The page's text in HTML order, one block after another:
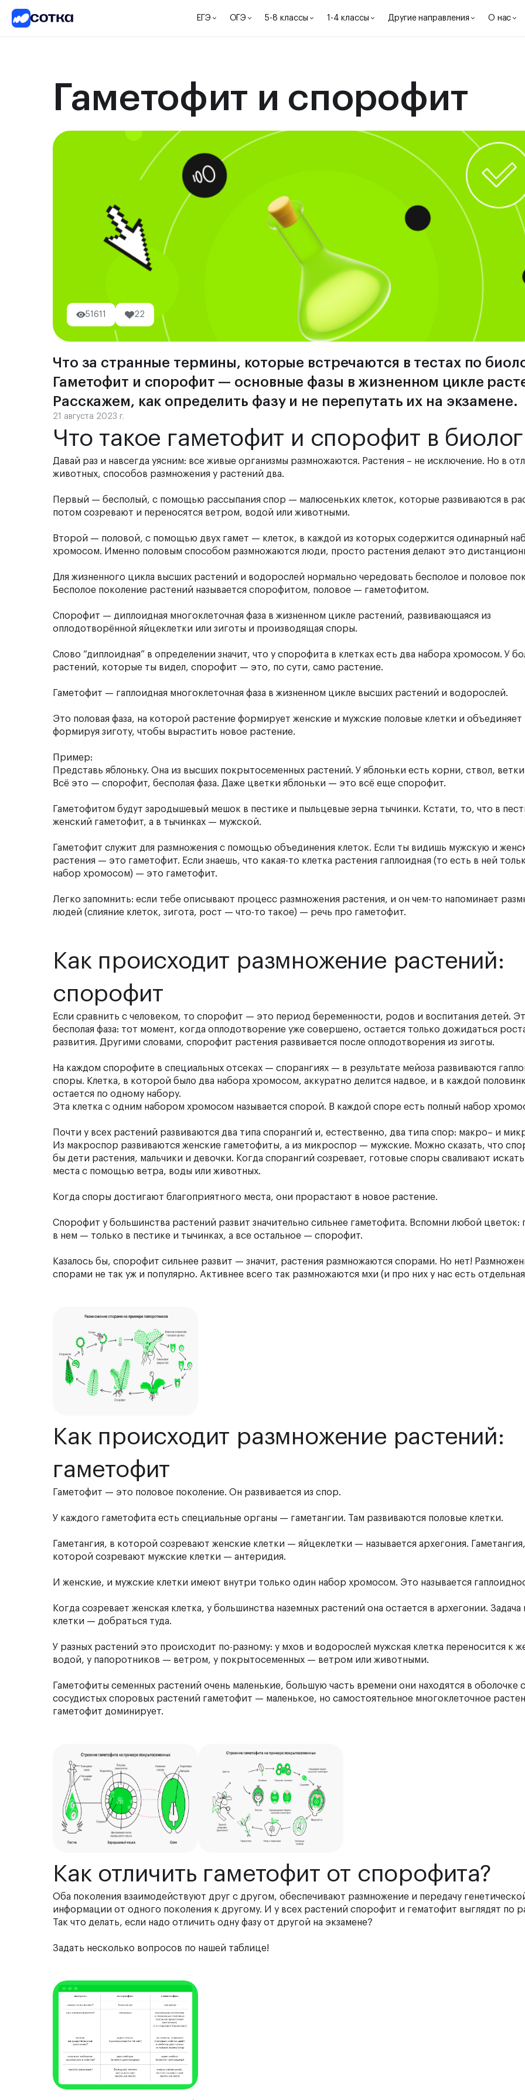
ЕГЭ ОГЭ 5-8 классы 1-4 классы Другие направления О нас
Гаметофит и спорофит
51611 22
Что за странные термины, которые встречаются в тестах по
Гаметофит и спорофит — основные фазы в жизненном цикле
Расскажем, как определить фазу и не перепутать их на экзамене.
21 августа 2023 г.
Что такое гаметофит и спорофит в
Давай раз и навсегда уясним: все живые организмы размножаются. Растения – не исключение. Но в
животных, способов размножения у растений два.
Первый — бесполый, с помощью рассыпания спор — малюсеньких клеток, которые развиваются в
потом созревают и переносятся ветром, водой или животными.
Второй — половой, с помощью двух гамет — клеток, в каждой из которых содержится одинарный
хромосом. Именно половым способом размножаются люди, просто растения делают это
Для жизненного цикла высших растений и водорослей нормально чередовать бесполое и половое
Бесполое поколение растений называется спорофитом, половое — гаметофитом.
Спорофит — диплоидная многоклеточная фаза в жизненном цикле растений, развивающаяся из
оплодотворённой яйцеклетки или зиготы и производящая споры.
Слово “диплоидная” в определении значит, что у спорофита в клетках есть два набора хромосом. У
растений, которые ты видел, спорофит — это, по сути, само растение.
Гаметофит — гаплоидная многоклеточная фаза в жизненном цикле высших растений и водорослей.
Это половая фаза, на которой растение формирует женские и мужские половые клетки и объединяет
формируя зиготу, чтобы вырастить новое растение.
Пример:
Представь яблоньку. Она из высших покрытосеменных растений. У яблоньки есть корни, ствол,
Всё это — спорофит, бесполая фаза. Даже цветки яблоньки — это всё еще спорофит.
Гаметофитом будут зародышевый мешок в пестике и пыльцевые зерна тычинки. Кстати, то, что в
женский гаметофит, а в тычинках — мужской.
Гаметофит служит для размножения с помощью объединения клеток. Если ты видишь мужскую и
растения — это гаметофит. Если знаешь, что какая-то клетка растения гаплоидная (то есть в ней
набор хромосом) — это гаметофит.
Легко запомнить: если тебе описывают процесс размножения растения, и он чем-то напоминает
людей (слияние клеток, зигота, рост — что-то такое) — речь про гаметофит.
Как происходит размножение растений:
спорофит
Если сравнить с человеком, то спорофит — это период беременности, родов и воспитания детей.
бесполая фаза: тот момент, когда оплодотворение уже совершено, остается только дожидаться
развития. Другими словами, спорофит растения развивается после оплодотворения из зиготы.
На каждом спорофите в специальных отсеках — спорангиях — в результате мейоза развиваются
споры. Клетка, в которой было два набора хромосом, аккуратно делится надвое, и в каждой
остается по одному набору.
Эта клетка с одним набором хромосом называется спорой. В каждой споре есть полный набор
Почти у всех растений развиваются два типа спорангий и, естественно, два типа спор: макро– и
Из макроспор развиваются женские гаметофиты, а из микроспор — мужские. Можно сказать, что
бы дети растения, мальчики и девочки. Когда спорангий созревает, готовые споры сваливают
места с помощью ветра, воды или животных.
Когда споры достигают благоприятного места, они прорастают в новое растение.
Спорофит у большинства растений развит значительно сильнее гаметофита. Вспомни любой цветок:
в нем — только в пестике и тычинках, а все остальное — спорофит.
Казалось бы, спорофит сильнее развит — значит, растения размножаются спорами. Но нет!
спорами не так уж и популярно. Активнее всего так размножаются мхи (и про них у нас есть
Как происходит размножение растений:
гаметофит
Гаметофит — это половое поколение. Он развивается из спор.
У каждого гаметофита есть специальные органы — гаметангии. Там развиваются половые клетки.
Гаметангия, в которой созревают женские клетки — яйцеклетки — называется архегония.
которой созревают мужские клетки — антеридия.
И женские, и мужские клетки имеют внутри только один набор хромосом. Это называется
Когда созревает женская клетка, у большинства наземных растений она остается в архегонии.
клетки — добраться туда.
У разных растений это происходит по-разному: у мхов и водорослей мужская клетка переносится к
водой, у папоротников — ветром, у покрытосеменных — ветром или животными.
Гаметофиты семенных растений очень маленькие, большую часть времени они находятся в оболочке
сосудистых споровых растений гаметофит — маленькое, но самостоятельное многоклеточное
гаметофит доминирует.
Как отличить гаметофит от спорофита?
Оба поколения взаимодействуют друг с другом, обеспечивают размножение и передачу
информации от одного поколения к другому. И у всех растений спорофит и гематофит выглядят по
Так что делать, если надо отличить одну фазу от другой на экзамене?
Задать несколько вопросов по нашей таблице!